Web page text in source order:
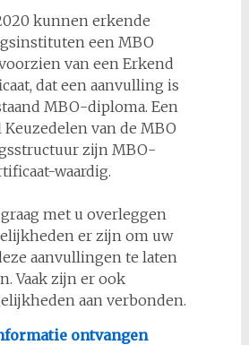
kunnen erkende
een MBO
van een Erkend
dat een aanvulling is
MBO-diploma. Een
Keuzedelen van de MBO
zijn MBO-
waardig.
met u overleggen
er zijn om uw
aanvullingen te laten
Vaak zijn er ook
aan verbonden.
ontvangen